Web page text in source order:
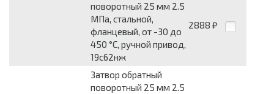
поворотный 25 мм 2.5
МПа, стальной,
фланцевый, от -30 до
450 °С, ручной привод,
19с62нж
2888 ₽
Затвор обратный
поворотный 25 мм 2.5